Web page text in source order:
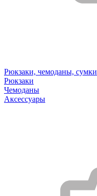
Рюкзаки, чемоданы, сумки
Рюкзаки
Чемоданы
Аксессуары